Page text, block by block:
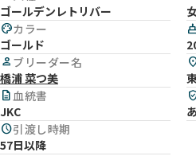
ゴールデンレトリバー
paletteカラー
ゴールド
person ブリーダー名
橋浦 菜つ美
description血統書
JKC
schedule引渡し時期
57日以降